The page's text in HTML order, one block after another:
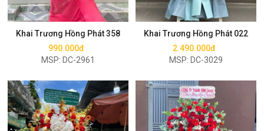
Khai Trương Hồng Phát 358
990.000đ
MSP: DC-2961
Mua ngay
Khai Trương Hồng Phát 022
2.490.000đ
MSP: DC-3029
Mua ngay